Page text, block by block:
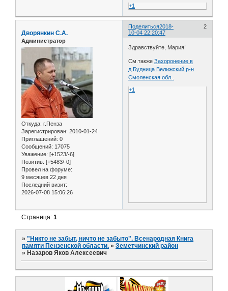
+1
Поделиться 2
2018-
10-04 22:20:47
Дворянкин С.А.
Администратор
Откуда: г.Пенза
Зарегистрирован: 2010-01-24
Приглашений: 0
Сообщений: 17075
Уважение: [+1523/-6]
Позитив: [+5483/-0]
Провел на форуме:
9 месяцев 22 дня
Последний визит:
2026-07-08 15:06:26
Здравствуйте, Мария!
См.такжеЗахоронение в
д.Будница Велижский р-н
Смоленская обл..
+1
Страница:1
»"Никто не забыт, ничто не забыто". Всенародная Книга
памяти Пензенской области. »Земетчинский район
»Назаров Яков Алексеевич